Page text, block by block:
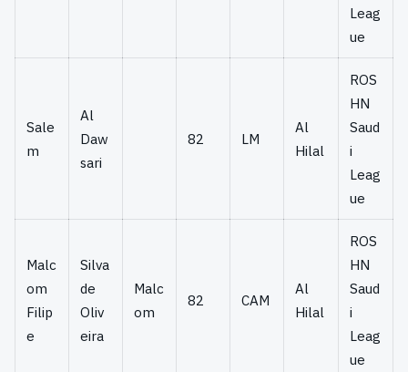
Leag
ue
Sale
m
Al
Daw
sari
82 LM
Al
Hilal
ROS
HN
Saud
i
Leag
ue
Malc
om
Filip
e
Silva
de
Oliv
eira
Malc
om
82 CAM
Al
Hilal
ROS
HN
Saud
i
Leag
ue